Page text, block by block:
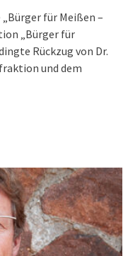
für Meißen –
„Bürger für
Rückzug von Dr.
und dem